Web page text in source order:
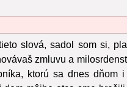
slová, sadol som si,
zmluvu a
ktorú sa dnes dňom